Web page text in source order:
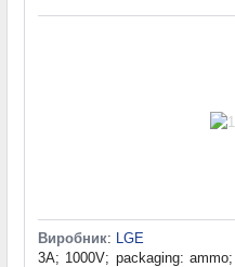
Виробник: LGE
3A; 1000V; packaging: